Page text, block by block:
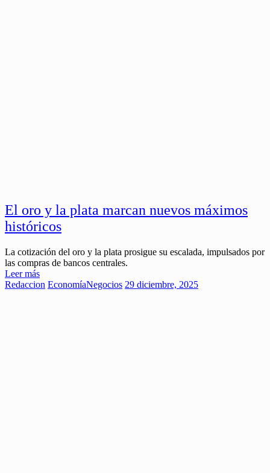
El oro y la plata marcan nuevos máximos
históricos
La cotización del oro y la plata prosigue su escalada, impulsados por
las compras de bancos centrales.
Leer más
Redaccion EconomíaNegocios 29 diciembre, 2025